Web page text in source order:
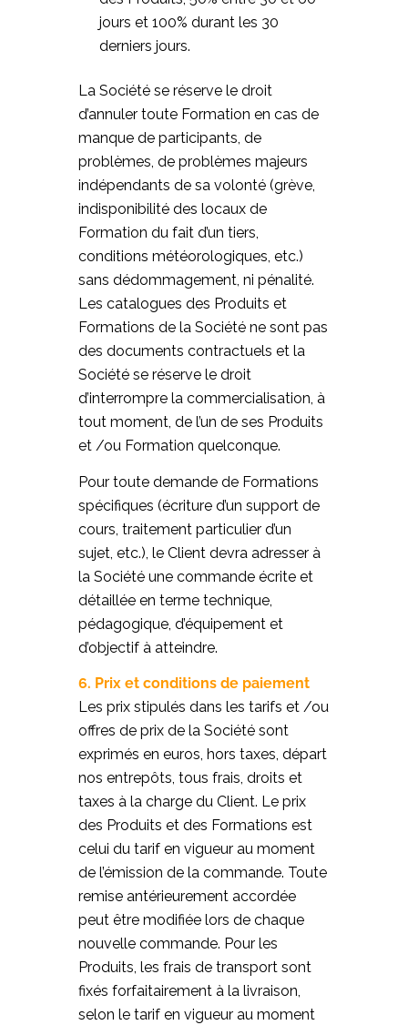
jours et 100% durant les 30
derniers jours.
La Société se réserve le droit
d’annuler toute Formation en cas de
manque de participants, de
problèmes, de problèmes majeurs
indépendants de sa volonté (grève,
indisponibilité des locaux de
Formation du fait d’un tiers,
conditions météorologiques, etc.)
sans dédommagement, ni pénalité.
Les catalogues des Produits et
Formations de la Société ne sont pas
des documents contractuels et la
Société se réserve le droit
d’interrompre la commercialisation, à
tout moment, de l’un de ses Produits
et /ou Formation quelconque.
Pour toute demande de Formations
spécifiques (écriture d’un support de
cours, traitement particulier d’un
sujet, etc.), le Client devra adresser à
la Société une commande écrite et
détaillée en terme technique,
pédagogique, d’équipement et
d’objectif à atteindre.
6. Prix et conditions de paiement
Les prix stipulés dans les tarifs et /ou
offres de prix de la Société sont
exprimés en euros, hors taxes, départ
nos entrepôts, tous frais, droits et
taxes à la charge du Client. Le prix
des Produits et des Formations est
celui du tarif en vigueur au moment
de l’émission de la commande. Toute
remise antérieurement accordée
peut être modifiée lors de chaque
nouvelle commande. Pour les
Produits, les frais de transport sont
fixés forfaitairement à la livraison,
selon le tarif en vigueur au moment